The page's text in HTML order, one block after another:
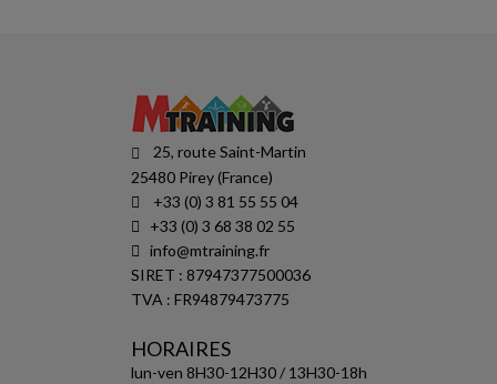
25, route Saint-Martin
25480 Pirey (France)
+33 (0) 3 81 55 55 04
+33 (0) 3 68 38 02 55
info@mtraining.fr
SIRET : 87947377500036
TVA : FR94879473775
HORAIRES
lun-ven 8H30-12H30 / 13H30-18h